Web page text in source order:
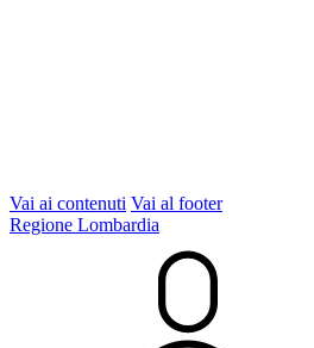
Vai ai contenuti Vai al footer
Regione Lombardia